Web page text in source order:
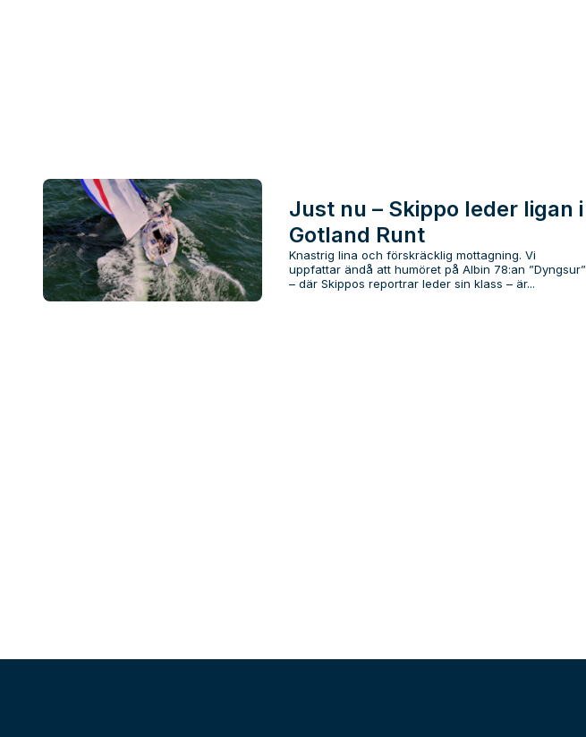
Just nu – Skippo leder ligan i
Gotland Runt
Knastrig lina och förskräcklig mottagning. Vi
uppfattar ändå att humöret på Albin 78:an ”Dyngsur”
– där Skippos reportrar leder sin klass – är...